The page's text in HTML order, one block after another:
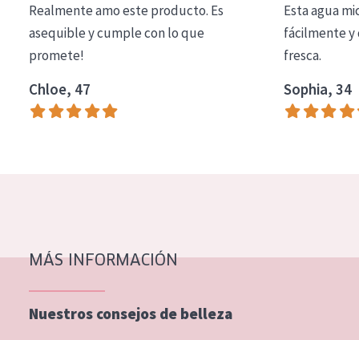
Piel mixata o grasa
Piel madura
Piel menopáusica
Realmente amo este producto. Es
asequible y cumple con lo que
promete!
Chloe, 47
Esta agua
fácilmente y
fresca.
Sophia, 34
MÁS INFORMACIÓN
Nuestros consejos de belleza